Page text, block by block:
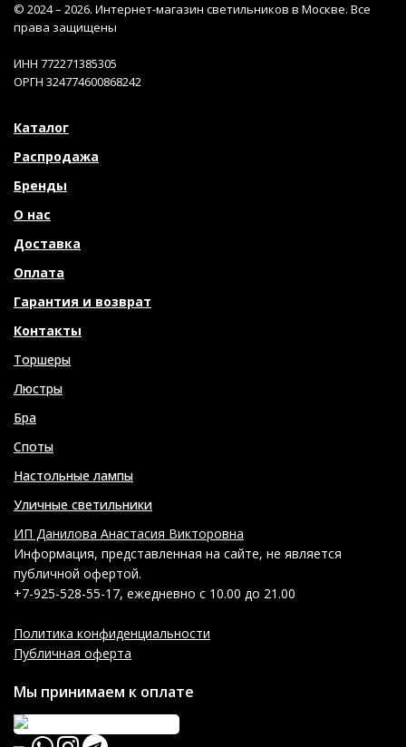
© 2024 – 2026. Интернет-магазин светильников в Москве. Все
права защищены
ИНН 772271385305
ОРГН 324774600868242
Каталог
Распродажа
Бренды
О нас
Доставка
Оплата
Гарантия и возврат
Контакты
Торшеры
Люстры
Бра
Споты
Настольные лампы
Уличные светильники
ИП Данилова Анастасия Викторовна
Информация, представленная на сайте, не является
публичной офертой.
+7-925-528-55-17, ежедневно с 10.00 до 21.00
Политика конфиденциальности
Публичная оферта
Мы принимаем к оплате